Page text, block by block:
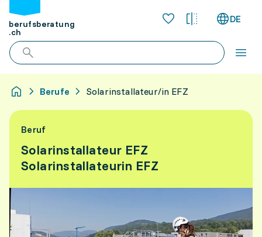
berufsberatung
.ch
DE
Berufe Solarinstallateur/in EFZ
Beruf
Solarinstallateur EFZ
Solarinstallateurin EFZ